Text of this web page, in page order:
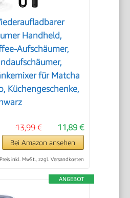
Handheld,
Aufschäumer,
für Matcha
Küchengeschenke,
11,89 €
13,99 €
Bei Amazon ansehen
Preis inkl. MwSt., zzgl. Versandkosten
ANGEBOT